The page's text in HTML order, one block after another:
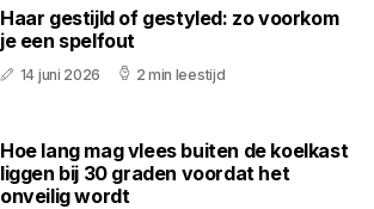
Haar gestijld of gestyled: zo voorkom
je een spelfout
14 juni 2026 2 min leestijd
Hoe lang mag vlees buiten de koelkast
liggen bij 30 graden voordat het
onveilig wordt